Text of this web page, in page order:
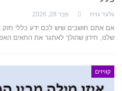
גלעד גזית פבר 28, 2026
אם אתם חושבים שיש לכם ידע כללי
שלנו, חידון שהולך לאתגר את התאים
קוויזים